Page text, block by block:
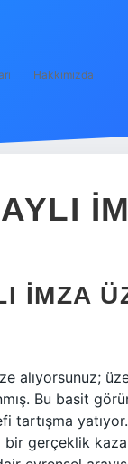
Hakkımızda
İMZA
alıyorsunuz;
Bu basit
yatıyor.
gerçeklik